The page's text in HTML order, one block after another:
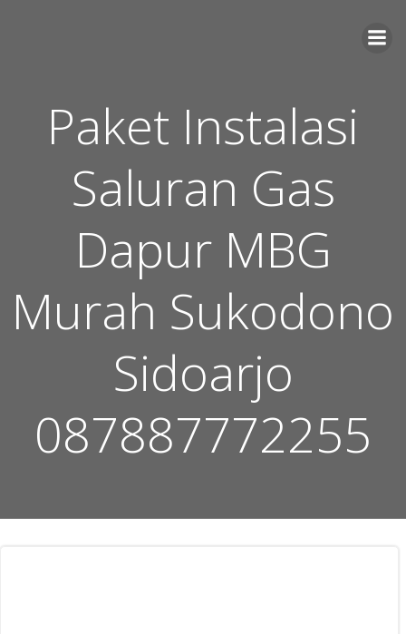
Paket Instalasi
Saluran Gas
Dapur MBG
Murah Sukodono
Sidoarjo
087887772255